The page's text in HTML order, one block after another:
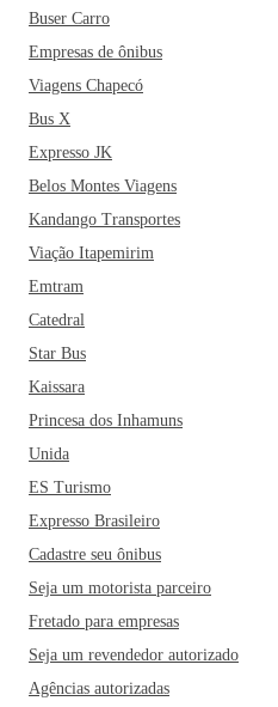
Buser Carro
Empresas de ônibus
Viagens Chapecó
Bus X
Expresso JK
Belos Montes Viagens
Kandango Transportes
Viação Itapemirim
Emtram
Catedral
Star Bus
Kaissara
Princesa dos Inhamuns
Unida
ES Turismo
Expresso Brasileiro
Cadastre seu ônibus
Seja um motorista parceiro
Fretado para empresas
Seja um revendedor autorizado
Agências autorizadas